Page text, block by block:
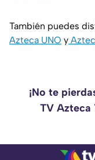
También puedes
Azteca UNO y
¡No te
TV Azteca